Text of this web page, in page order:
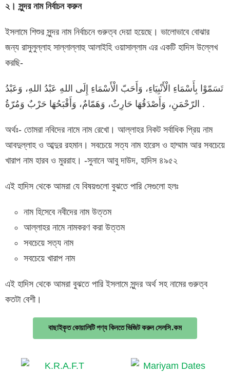
২। সুন্দর নাম নির্বাচন করুন
ইসলামে শিশুর সুন্দর নাম নির্বাচনে গুরুত্ব দেয়া হয়েছে। ভালোভাবে বোঝার
জন্য রাসুলুল্লাহ সাল্লাল্লাহু আলাইহি ওয়াসাল্লাম এর একটি হাদিস উল্লেখ
করছি-
تَسَمّوْا بِأَسْمَاءِ الْأَنْبِيَاءِ، وَأَحَبّ الْأَسْمَاءِ إِلَى اللهِ عَبْدُ اللهِ، وَعَبْدُ
الرّحْمَنِ، وَأَصْدَقُهَا حَارِثٌ، وَهَمّامٌ، وَأَقْبَحُهَا حَرْبٌ وَمُرّةُ.
অর্থঃ- তোমরা নবিদের নামে নাম রেখো। আল্লাহর নিকট সর্বাধিক প্রিয় নাম
আবদুল্লাহ ও আব্দুর রহমান। সবচেয়ে সত্য নাম হারেস ও হাম্মাম আর সবচেয়ে
খারাপ নাম হারব ও মুররাহ। -সুনানে আবু দাউদ, হাদিস ৪৯৫২
এই হাদিস থেকে আমরা যে বিষয়গুলো বুঝতে পারি সেগুলো হলঃ
নাম হিসেবে নবীদের নাম উত্তম
আল্লাহর নামে নামকরণ করা উত্তম
সবচেয়ে সত্য নাম
সবচেয়ে খারাপ নাম
এই হাদিস থেকে আমরা বুঝতে পারি ইসলামে সুন্দর অর্থ সহ নামের গুরুত্ব
কতটা বেশী।
বাছাইকৃত কোয়ালিটি পণ্য কিনতে ভিজিট করুন সেলসি.কম